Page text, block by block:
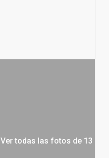
Ver todas las fotos de 13